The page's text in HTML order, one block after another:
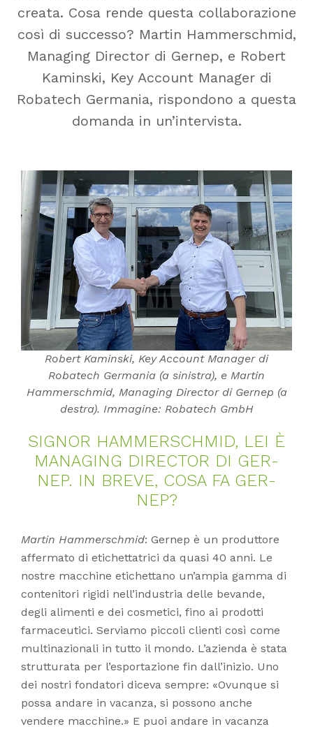
creata. Cosa rende questa collaborazione
così di successo? Martin Hammerschmid,
Managing Director di Gernep, e Robert
Kaminski, Key Account Manager di
Robatech Germania, rispondono a questa
domanda in un’intervista.
Robert Kaminski, Key Account Manager di
Robatech Germania (a sinistra), e Martin
Hammerschmid, Managing Director di Gernep (a
destra). Immagine: Robatech GmbH
SI­GNOR HAM­MER­SCHMID, LEI È
MA­NA­GING DI­REC­TOR DI GER­
NEP. IN BRE­VE, COSA FA GER­
NEP?
Martin Hammerschmid: Gernep è un produttore
affermato di etichettatrici da quasi 40 anni. Le
nostre macchine etichettano un’ampia gamma di
contenitori rigidi nell’industria delle bevande,
degli alimenti e dei cosmetici, fino ai prodotti
farmaceutici. Serviamo piccoli clienti così come
multinazionali in tutto il mondo. L’azienda è stata
strutturata per l’esportazione fin dall’inizio. Uno
dei nostri fondatori diceva sempre: «Ovunque si
possa andare in vacanza, si possono anche
vendere macchine.» E puoi andare in vacanza